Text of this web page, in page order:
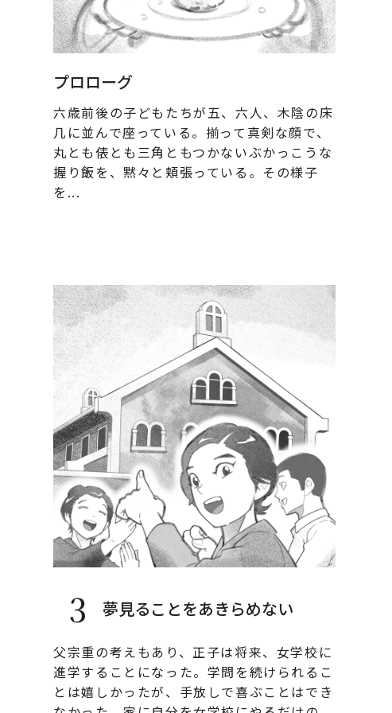
プロローグ
六歳前後の子どもたちが五、六人、木陰の床
几に並んで座っている。揃って真剣な顔で、
丸とも俵とも三角ともつかないぶかっこうな
握り飯を、黙々と頬張っている。その様子
を...
3 夢見ることをあきらめない
父宗重の考えもあり、正子は将来、女学校に
進学することになった。学問を続けられるこ
とは嬉しかったが、手放しで喜ぶことはでき